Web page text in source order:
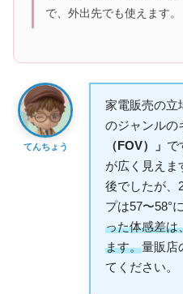
で、外出先でも使えます。
てんちょう
家電販売の立
のジャンルの
（FOV）」 で
が広く見えま
後でしたが、
プは57〜58°
った体感差は
ます。量販店
てください。